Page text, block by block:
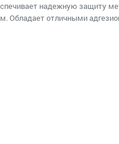
надежную защиту
Обладает отличными